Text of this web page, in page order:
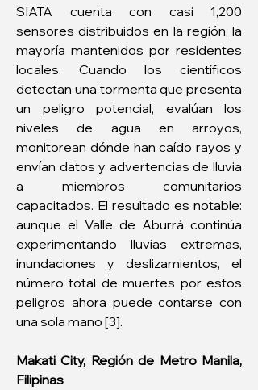
SIATA cuenta con casi 1,200
sensores distribuidos en la región, la
mayoría mantenidos por residentes
locales. Cuando los científicos
detectan una tormenta que presenta
un peligro potencial, evalúan los
niveles de agua en arroyos,
monitorean dónde han caído rayos y
envían datos y advertencias de lluvia
a miembros comunitarios
capacitados. El resultado es notable:
aunque el Valle de Aburrá continúa
experimentando lluvias extremas,
inundaciones y deslizamientos, el
número total de muertes por estos
peligros ahora puede contarse con
una sola mano [3].
Makati City, Región de Metro Manila,
Filipinas